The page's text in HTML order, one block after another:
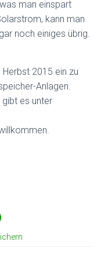
man einspart
kann man
noch einiges übrig.
2015 ein zu
Anlagen.
es unter